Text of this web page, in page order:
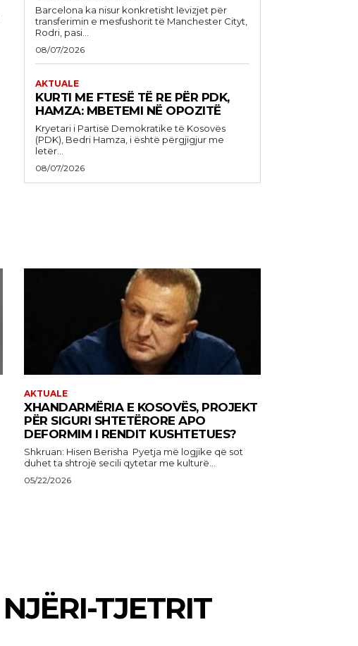
Barcelona ka nisur konkretisht lëvizjet për
transferimin e mesfushorit të Manchester Cityt,
Rodri, pasi...
08/07/2026
AKTUALE
KURTI ME FTESË TË RE PËR PDK,
HAMZA: MBETEMI NË OPOZITË
Kryetari i Partisë Demokratike të Kosovës
(PDK), Bedri Hamza, i është përgjigjur me
letër...
08/07/2026
AKTUALE
XHANDARMËRIA E KOSOVËS, PROJEKT
PËR SIGURI SHTETËRORE APO
DEFORMIM I RENDIT KUSHTETUES?
Shkruan: Hisen Berisha Pyetja më logjike që sot
duhet ta shtrojë secili qytetar me kulturë...
05/22/2026